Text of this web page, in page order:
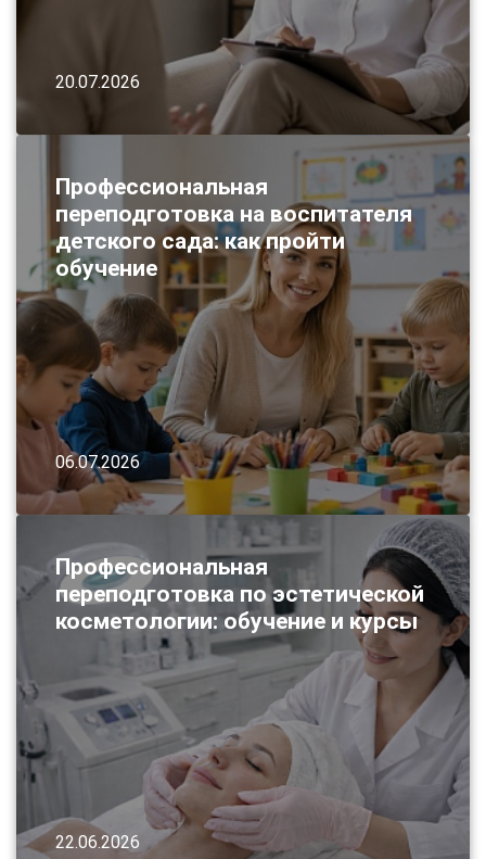
20.07.2026
Профессиональная
переподготовка на воспитателя
детского сада: как пройти
обучение
06.07.2026
Профессиональная
переподготовка по эстетической
косметологии: обучение и курсы
22.06.2026